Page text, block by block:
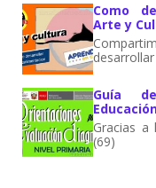
Como
Arte y
desarrollar
Guía
Gracias a
(69)